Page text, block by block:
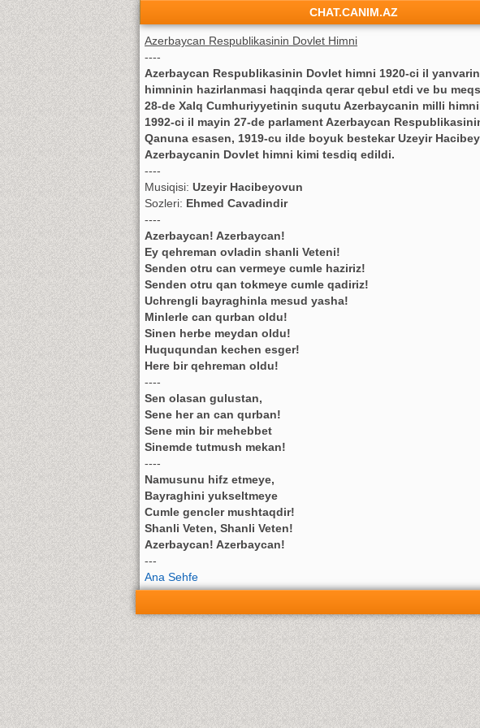
CHAT.CANIM.AZ
Azerbaycan Respublikasinin Dovlet Himni
----
Azerbaycan Respublikasinin Dovlet himni 1920-ci il
himninin hazirlanmasi haqqinda qerar qebul etdi ve bu
28-de Xalq Cumhuriyyetinin suqutu Azerbaycanin milli
1992-ci il mayin 27-de parlament Azerbaycan
Qanuna esasen, 1919-cu ilde boyuk bestekar Uzeyir
Azerbaycanin Dovlet himni kimi tesdiq edildi.
----
Musiqisi: Uzeyir Hacibeyovun
Sozleri: Ehmed Cavadindir
----
Azerbaycan! Azerbaycan!
Ey qehreman ovladin shanli Veteni!
Senden otru can vermeye cumle haziriz!
Senden otru qan tokmeye cumle qadiriz!
Uchrengli bayraghinla mesud yasha!
Minlerle can qurban oldu!
Sinen herbe meydan oldu!
Huququndan kechen esger!
Here bir qehreman oldu!
----
Sen olasan gulustan,
Sene her an can qurban!
Sene min bir mehebbet
Sinemde tutmush mekan!
----
Namusunu hifz etmeye,
Bayraghini yukseltmeye
Cumle gencler mushtaqdir!
Shanli Veten, Shanli Veten!
Azerbaycan! Azerbaycan!
---
Ana Sehfe